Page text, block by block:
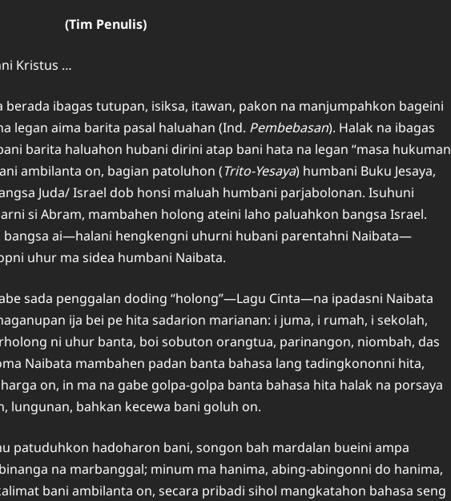
(Tim Penulis)
Kristus …
berada ibagas tutupan, isiksa, itawan, pakon na manjumpahkon bageini
legan aima barita pasal haluahan (Ind. Pembebasan). Halak na ibagas
barita haluahon hubani dirini atap bani hata na legan “masa hukuman
ambilanta on, bagian patoluhon (Trito-Yesaya) humbani Buku Jesaya,
Juda/ Israel dob honsi maluah humbani parjabolonan. Isuhuni
si Abram, mambahen holong ateini laho paluahkon bangsa Israel.
bangsa ai—halani hengkengni uhurni hubani parentahni Naibata—
uhur ma sidea humbani Naibata.
sada penggalan doding “holong”—Lagu Cinta—na ipadasni Naibata
ija bei pe hita sadarion marianan: i juma, i rumah, i sekolah,
ni uhur banta, boi sobuton orangtua, parinangon, niombah, das
Naibata mambahen padan banta bahasa lang tadingkononni hita,
on, in ma na gabe golpa-golpa banta bahasa hita halak na porsaya
lungunan, bahkan kecewa bani goluh on.
patuduhkon hadoharon bani, songon bah mardalan bueini ampa
na marbanggal; minum ma hanima, abing-abingonni do hanima,
bani ambilanta on, secara pribadi sihol mangkatahon bahasa seng